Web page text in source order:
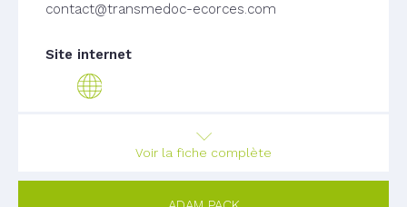
contact@transmedoc-ecorces.com
Voir la fiche complète